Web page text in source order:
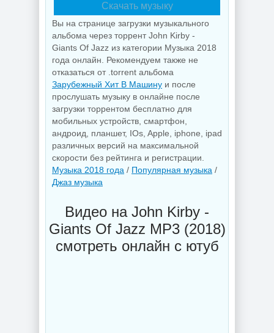
Скачать музыку
Вы на странице загрузки музыкального
альбома через торрент John Kirby -
Giants Of Jazz из категории Музыка 2018
года онлайн. Рекомендуем также не
отказаться от .torrent альбома
Зарубежный Хит В Машину и после
прослушать музыку в онлайне после
загрузки торрентом бесплатно для
мобильных устройств, смартфон,
андроид, планшет, IOs, Apple, iphone, ipad
различных версий на максимальной
скорости без рейтинга и регистрации.
Музыка 2018 года / Популярная музыка /
Джаз музыка
Видео на John Kirby -
Giants Of Jazz MP3 (2018)
смотреть онлайн с ютуб